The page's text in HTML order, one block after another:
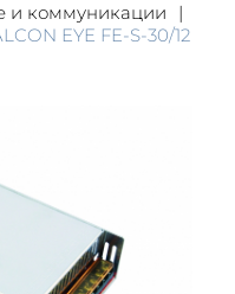
и коммуникации
EYE FE-S-30/12